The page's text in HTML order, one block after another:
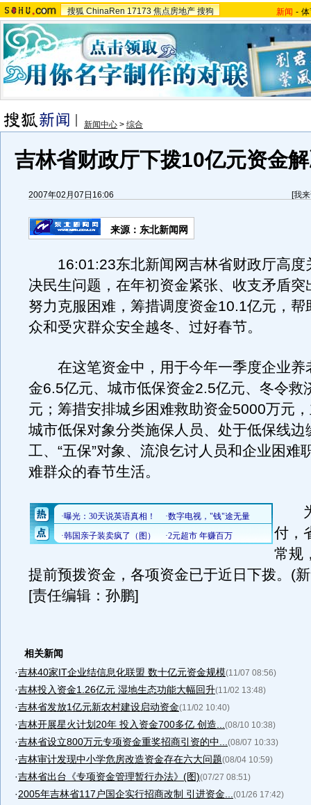
搜狐 ChinaRen 17173 焦点房地产 搜狗 新闻 -
新闻中心 > 综合
吉林省财政厅下拨10亿元资金
2007年02月07日16:06 [我
来源：东北新闻网
16:01:23东北新闻网吉林省财政厅高度
决民生问题，在年初资金紧张、收支矛盾突
努力克服困难，筹措调度资金10.1亿元，帮
众和受灾群众安全越冬、过好春节。
在这笔资金中，用于今年一季度企业养
金6.5亿元、城市低保资金2.5亿元、冬令救
元；筹措安排城乡困难救助资金5000万元
城市低保对象分类施保人员、处于低保线边
工、“五保”对象、流浪乞讨人员和企业困难
难群众的春节生活。
为
付，
常规
提前预拨资金，各项资金已于近日下拨。(
[责任编辑：孙鹏]
相关新闻
·吉林40家IT企业结信息化联盟 数十亿元资金规模(11/07 08:56)
·吉林投入资金1.26亿元 湿地生态功能大幅回升(11/02 13:48)
·吉林省发放1亿元新农村建设启动资金(11/02 10:40)
·吉林开展星火计划20年 投入资金700多亿 创造... (08/10 10:38)
·吉林省设立800万元专项资金重奖招商引资的中... (08/07 10:33)
·吉林审计发现中小学危房改造资金存在六大问题(08/04 10:59)
·吉林省出台《专项资金管理暂行办法》(图)(07/27 08:51)
·2005年吉林省117户国企实行招商改制 引进资金... (01/26 17:42)